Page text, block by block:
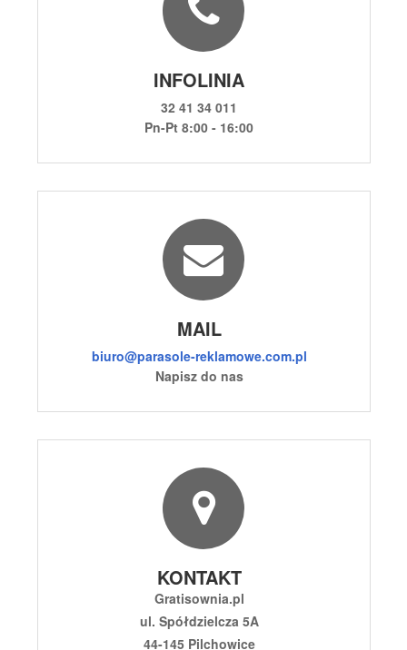
INFOLINIA
32 41 34 011
Pn-Pt 8:00 - 16:00
MAIL
biuro@parasole-reklamowe.com.pl
Napisz do nas
KONTAKT
Gratisownia.pl
ul. Spółdzielcza 5A
44-145 Pilchowice